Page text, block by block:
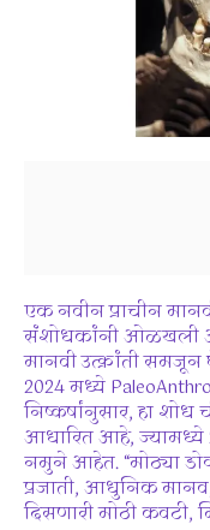
एक नवीन प्राचीन
संशोधकांनी ओळखली
मानवी उत्क्रांती
2024 मध्ये
निष्कर्षांनुसार, हा
आधारित आहे, ज्यामध्ये
नमुने आहेत. “मोठ्या
प्रजाती, आधुनिक
दिसणारी मोठी कवटी,